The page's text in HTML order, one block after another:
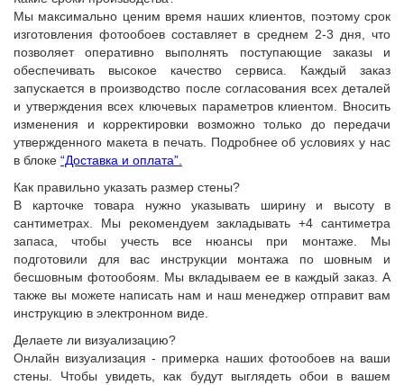
Мы максимально ценим время наших клиентов, поэтому срок
изготовления фотообоев составляет в среднем 2-3 дня, что
позволяет оперативно выполнять поступающие заказы и
обеспечивать высокое качество сервиса. Каждый заказ
запускается в производство после согласования всех деталей
и утверждения всех ключевых параметров клиентом. Вносить
изменения и корректировки возможно только до передачи
утвержденного макета в печать. Подробнее об условиях у нас
в блоке “Доставка и оплата”.
Как правильно указать размер стены?
В карточке товара нужно указывать ширину и высоту в
сантиметрах. Мы рекомендуем закладывать +4 сантиметра
запаса, чтобы учесть все нюансы при монтаже. Мы
подготовили для вас инструкции монтажа по шовным и
бесшовным фотообоям. Мы вкладываем ее в каждый заказ. А
также вы можете написать нам и наш менеджер отправит вам
инструкцию в электронном виде.
Делаете ли визуализацию?
Онлайн визуализация - примерка наших фотообоев на ваши
стены. Чтобы увидеть, как будут выглядеть обои в вашем